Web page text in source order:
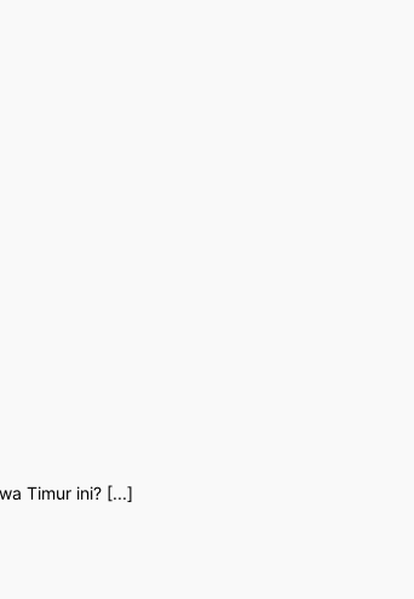
Timur ini? [...]